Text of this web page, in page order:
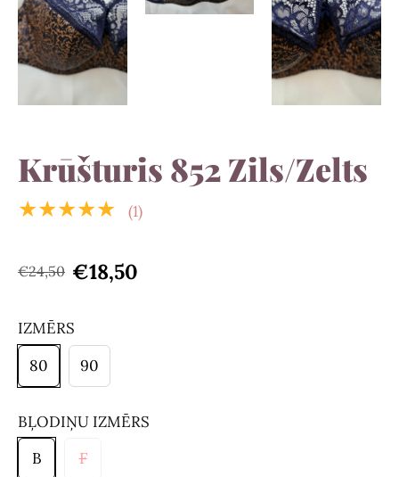
Krūšturis 852 Zils/Zelts
★★★★★ (1)
€24,50 €18,50
IZMĒRS
80
90
BĻODIŅU IZMĒRS
B
F